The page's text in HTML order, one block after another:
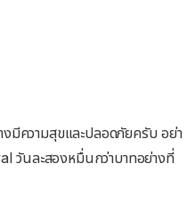
มีความสุขและปลอดภัยครับ อย่า
วันละสองหมื่นกว่าบาทอย่างที่